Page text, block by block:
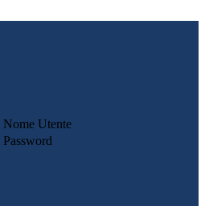
Nome Utente
Password